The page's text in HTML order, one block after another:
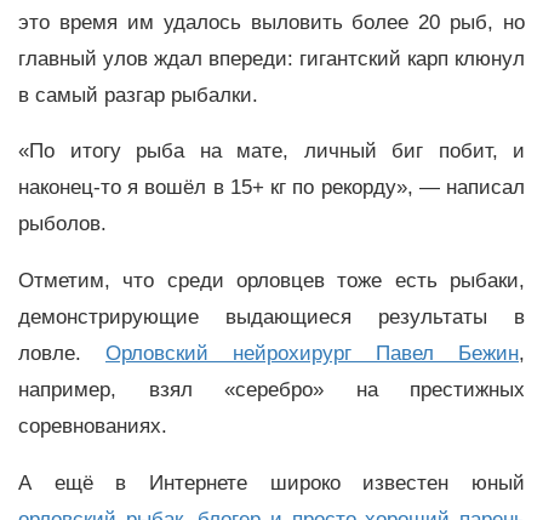
это время им удалось выловить более 20 рыб, но
главный улов ждал впереди: гигантский карп клюнул
в самый разгар рыбалки.
«По итогу рыба на мате, личный биг побит, и
наконец-то я вошёл в 15+ кг по рекорду», — написал
рыболов.
Отметим, что среди орловцев тоже есть рыбаки,
демонстрирующие выдающиеся результаты в
ловле. Орловский нейрохирург Павел Бежин,
например, взял «серебро» на престижных
соревнованиях.
А ещё в Интернете широко известен юный